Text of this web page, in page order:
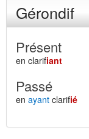
Gérondif
Présent
en clarifiant
Passé
en ayant clarifié